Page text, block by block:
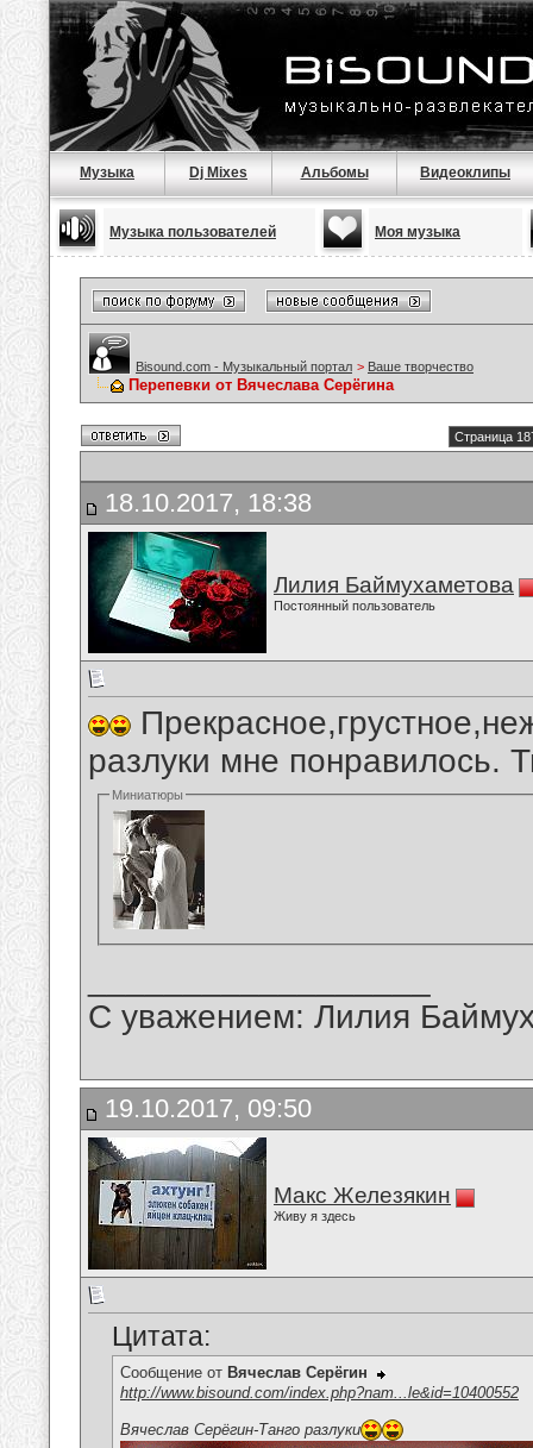
Музыка Dj Mixes Альбомы Видеоклипы
Музыка пользователей Моя музыка
Bisound.com - Музыкальный портал > Ваше творчество
Перепевки от Вячеслава Серёгина
Страница
18.10.2017, 18:38
Лилия Баймухаметова
Постоянный пользователь
разлуки мне понравилось.
Миниатюры
С уважением: Лилия
19.10.2017, 09:50
Макс Железякин
Живу я здесь
Цитата:
Сообщение от Вячеслав Серёгин
http://www.bisound.com/index.php?nam...le&id=10400552
Вячеслав Серёгин-Танго разлуки